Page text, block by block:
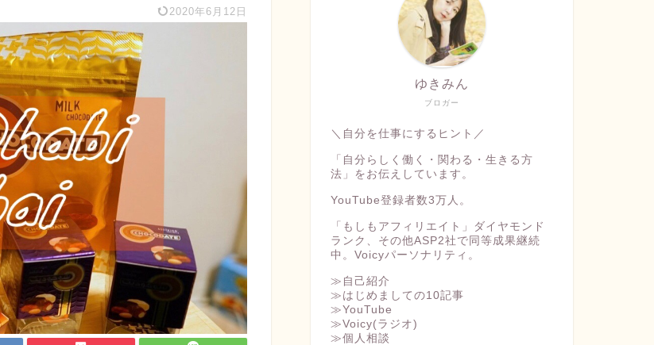
2020年6月12日
ブロガー
ゆきみん
＼自分を仕事にするヒント／
「自分らしく働く・関わる・生きる方
法」をお伝えしています。
YouTube登録者数3万人。
「もしもアフィリエイト」ダイヤモンド
ランク、その他ASP2社で同等成果継続
中。Voicyパーソナリティ。
≫自己紹介
≫はじめましての10記事
≫YouTube
≫Voicy(ラジオ)
≫個人相談